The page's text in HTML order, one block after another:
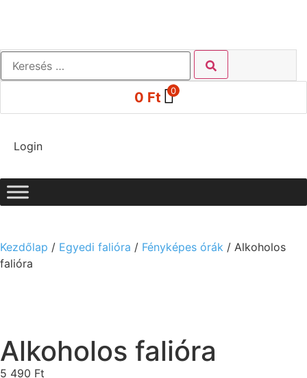
0 Ft 0
Login
Kezdőlap / Egyedi falióra / Fényképes órák / Alkoholos
falióra
Alkoholos falióra
5 490 Ft